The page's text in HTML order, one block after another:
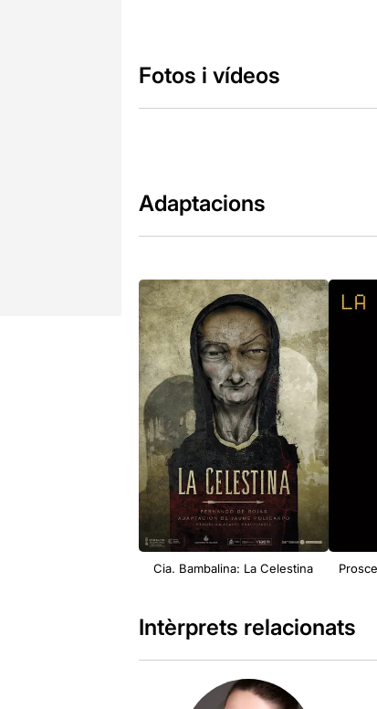
Fotos i vídeos
Adaptacions
Cia. Bambalina: La Celestina
Intèrprets relacionats